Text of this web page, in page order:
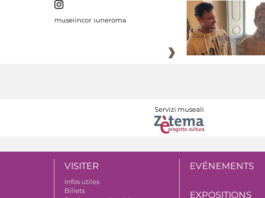
museiincomuneroma
Servizi museali
VISITER
Infos utiles
Billets
EVÉNEMENTS
EXPOSITIONS